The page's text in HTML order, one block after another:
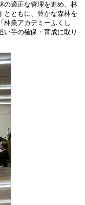
の適正な管理を進め、林
とともに、豊かな森林を
林業アカデミーふくし
い手の確保・育成に取り